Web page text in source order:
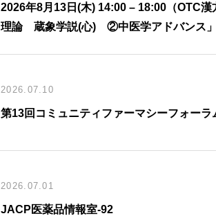
2026年8月13日(木) 14:00 – 18:00（OTC
理論 蔵象学説(心) ②中医学アドバンス」
2026.07.10
第13回コミュニティファーマシーフォーラ
2026.07.01
JACP医薬品情報室-92